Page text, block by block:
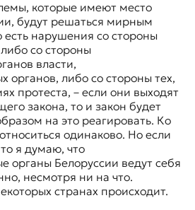
которые имеют место
будут решаться мирным
есть нарушения со стороны
со стороны
власти,
органов, либо со стороны тех,
протеста, – если они выходят
закона, то и закон будет
на это реагировать. Ко
одинаково. Но если
я думаю, что
органы Белоруссии ведут себя
несмотря ни на что.
странах происходит.